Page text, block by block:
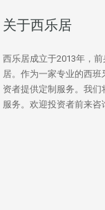
关于西乐居
西乐居成立于2013年，
居。作为一家专业的西
资者提供定制服务。我
服务。欢迎投资者前来咨